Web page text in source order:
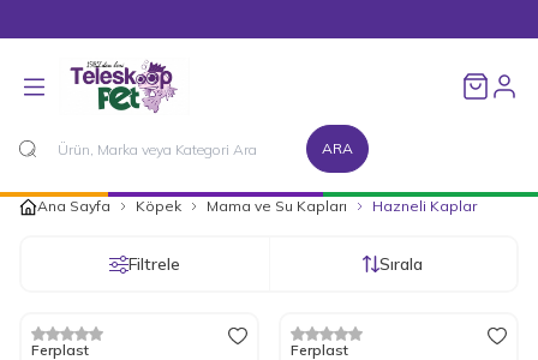
ARA
Ana Sayfa Köpek Mama ve Su Kapları Hazneli Kaplar
Filtrele Sırala
%25İndirim
Ferplast
%25İndirim
Ferplast